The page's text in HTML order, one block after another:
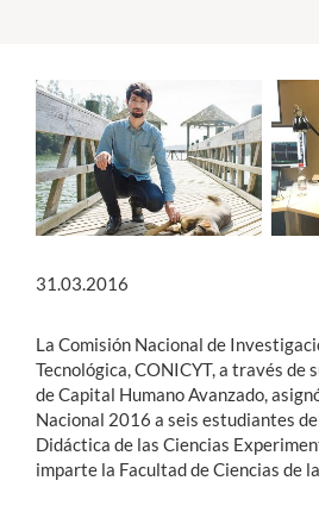
English
31.03.2016
La Comisión Nacional de
Tecnológica, CONICYT, a través de
de Capital Humano Avanzado,
Nacional 2016 a seis estudiantes
Didáctica de las Ciencias
imparte la Facultad de Ciencias de